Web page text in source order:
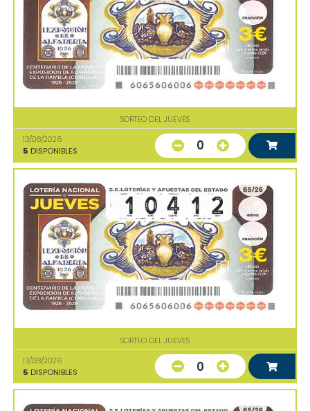
SORTEO DEL JUEVES
13/08/2026
5 DISPONIBLES 0
SORTEO DEL JUEVES
13/08/2026
5 DISPONIBLES 0